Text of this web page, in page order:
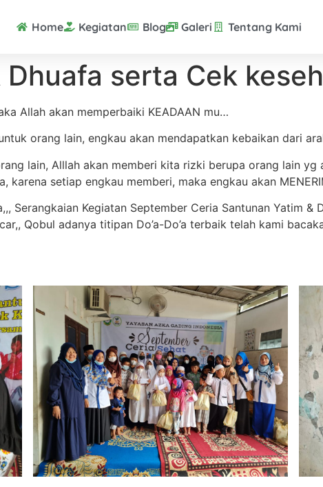
Home Kegiatan Blog Galeri Tentang Kami
serta Cek
Allah akan memperbaiki KEADAAN mu…
orang lain, engkau akan mendapatkan kebaikan dari
lain, Alllah akan memberi kita rizki berupa orang lain
karena setiap engkau memberi, maka engkau akan
Serangkaian Kegiatan September Ceria Santunan Yatim
Qobul adanya titipan Do’a-Do’a terbaik telah kami